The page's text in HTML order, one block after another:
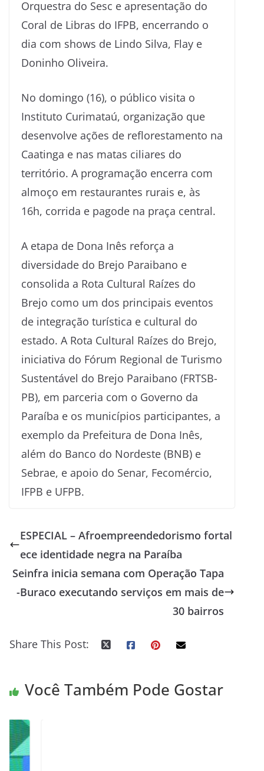
Orquestra do Sesc e apresentação do
Coral de Libras do IFPB, encerrando o
dia com shows de Lindo Silva, Flay e
Doninho Oliveira.
No domingo (16), o público visita o
Instituto Curimataú, organização que
desenvolve ações de reflorestamento na
Caatinga e nas matas ciliares do
território. A programação encerra com
almoço em restaurantes rurais e, às
16h, corrida e pagode na praça central.
A etapa de Dona Inês reforça a
diversidade do Brejo Paraibano e
consolida a Rota Cultural Raízes do
Brejo como um dos principais eventos
de integração turística e cultural do
estado. A Rota Cultural Raízes do Brejo,
iniciativa do Fórum Regional de Turismo
Sustentável do Brejo Paraibano (FRTSB-
PB), em parceria com o Governo da
Paraíba e os municípios participantes, a
exemplo da Prefeitura de Dona Inês,
além do Banco do Nordeste (BNB) e
Sebrae, e apoio do Senar, Fecomércio,
IFPB e UFPB.
ESPECIAL – Afroempreendedorismo fortal
ece identidade negra na Paraíba
Seinfra inicia semana com Operação Tapa
-Buraco executando serviços em mais de
30 bairros
Share This Post:
Você Também Pode Gostar